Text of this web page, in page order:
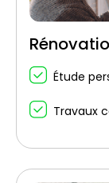
Étude
Travaux